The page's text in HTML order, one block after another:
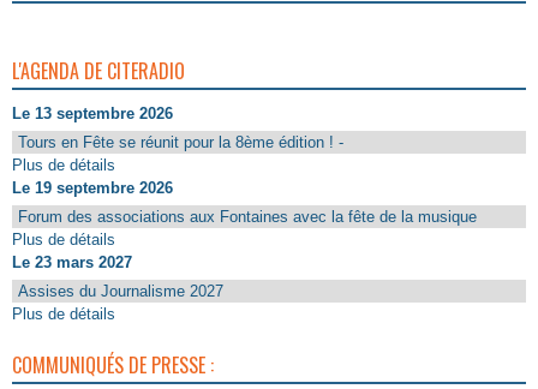
L'AGENDA DE CITERADIO
Le 13 septembre 2026
Tours en Fête se réunit pour la 8ème édition ! -
Plus de détails
Le 19 septembre 2026
Forum des associations aux Fontaines avec la fête de la musique
Plus de détails
Le 23 mars 2027
Assises du Journalisme 2027
Plus de détails
COMMUNIQUÉS DE PRESSE :